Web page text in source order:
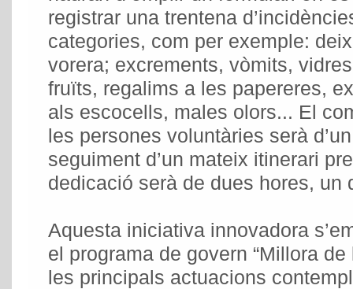
registrar una trentena
categories, com per exemple:
vorera; excrements, vòmits,
fruïts, regalims a les papereres,
als escocells, males olors... El
les persones voluntàries serà
seguiment d’un mateix itinerari
dedicació serà de dues hores, un
Aquesta iniciativa innovadora
el programa de govern “Millora de
les principals actuacions